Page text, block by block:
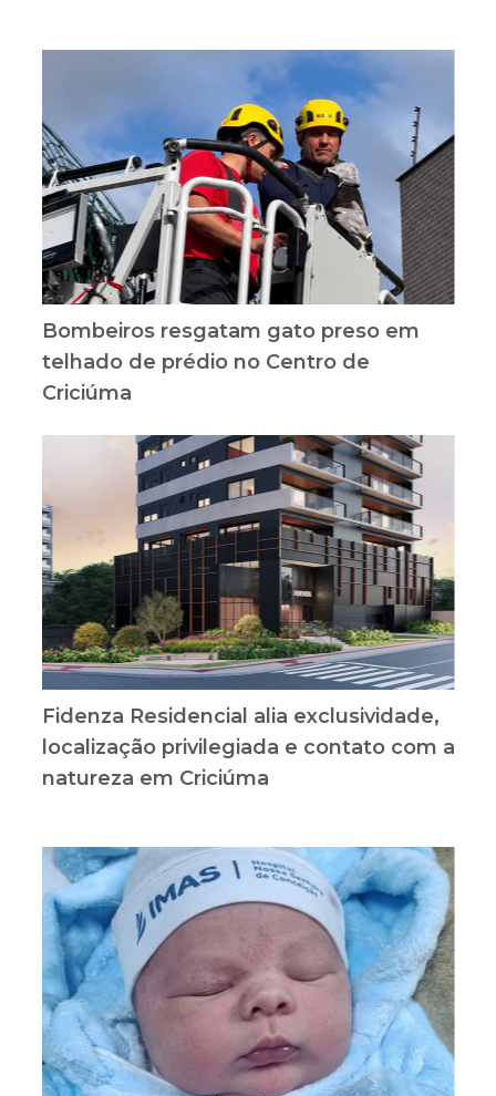
Bombeiros resgatam gato preso em
telhado de prédio no Centro de
Criciúma
Fidenza Residencial alia exclusividade,
localização privilegiada e contato com a
natureza em Criciúma